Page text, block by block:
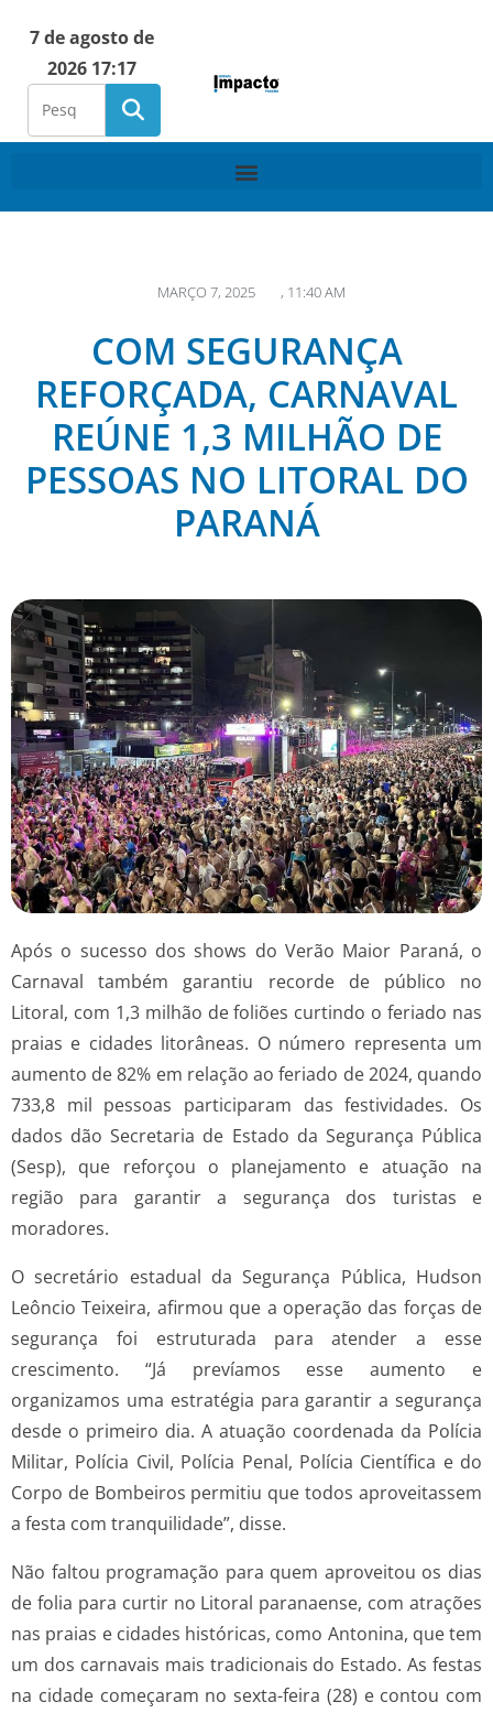
7 de agosto de
2026 17:17
MARÇO 7, 2025 , 11:40 AM
COM SEGURANÇA
REFORÇADA, CARNAVAL
REÚNE 1,3 MILHÃO DE
PESSOAS NO LITORAL DO
PARANÁ
Após o sucesso dos shows do Verão Maior Paraná, o
Carnaval também garantiu recorde de público no
Litoral, com 1,3 milhão de foliões curtindo o feriado nas
praias e cidades litorâneas. O número representa um
aumento de 82% em relação ao feriado de 2024, quando
733,8 mil pessoas participaram das festividades. Os
dados dão Secretaria de Estado da Segurança Pública
(Sesp), que reforçou o planejamento e atuação na
região para garantir a segurança dos turistas e
moradores.
O secretário estadual da Segurança Pública, Hudson
Leôncio Teixeira, afirmou que a operação das forças de
segurança foi estruturada para atender a esse
crescimento. “Já prevíamos esse aumento e
organizamos uma estratégia para garantir a segurança
desde o primeiro dia. A atuação coordenada da Polícia
Militar, Polícia Civil, Polícia Penal, Polícia Científica e do
Corpo de Bombeiros permitiu que todos aproveitassem
a festa com tranquilidade”, disse.
Não faltou programação para quem aproveitou os dias
de folia para curtir no Litoral paranaense, com atrações
nas praias e cidades históricas, como Antonina, que tem
um dos carnavais mais tradicionais do Estado. As festas
na cidade começaram no sexta-feira (28) e contou com